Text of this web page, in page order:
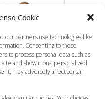
Cookie
our partners use technologies like
Consenting to these
to process personal data such as
and show (non-) personalized
may adversely affect certain
i bambini
aggressivi